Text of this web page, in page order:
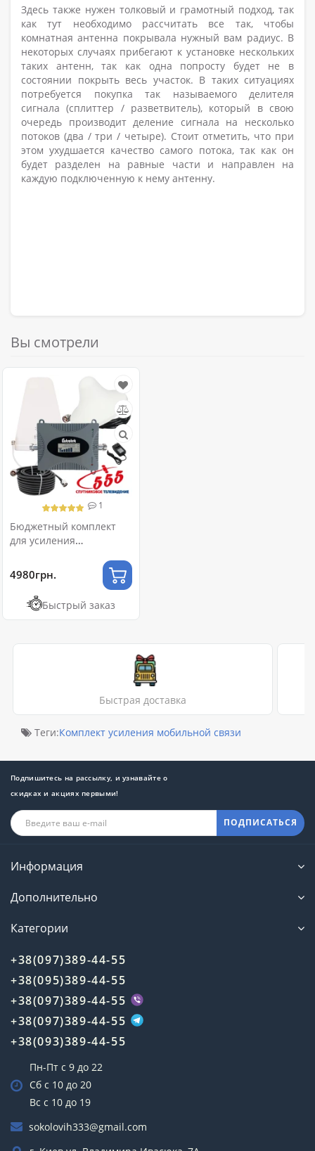
Здесь также нужен толковый и грамотный подход, так
как тут необходимо рассчитать все так, чтобы
комнатная антенна покрывала нужный вам радиус. В
некоторых случаях прибегают к установке нескольких
таких антенн, так как одна попросту будет не в
состоянии покрыть весь участок. В таких ситуациях
потребуется покупка так называемого делителя
сигнала (сплиттер / разветвитель), который в свою
очередь производит деление сигнала на несколько
потоков (два / три / четыре). Стоит отметить, что при
этом ухудшается качество самого потока, так как он
будет разделен на равные части и направлен на
каждую подключенную к нему антенну.
Вы смотрели
1
Бюджетный комплект
для усиления
4980грн.
Быстрый заказ
Быстрая доставка
Теги:Комплект усиления мобильной связи
Подпишитесь на рассылку, и узнавайте о
скидках и акциях первыми!
ПОДПИСАТЬСЯ
Информация
Дополнительно
Категории
+38(097)389-44-55
+38(095)389-44-55
+38(097)389-44-55
+38(097)389-44-55
+38(093)389-44-55
Пн-Пт с 9 до 22
Сб с 10 до 20
Вс с 10 до 19
sokolovih333@gmail.com